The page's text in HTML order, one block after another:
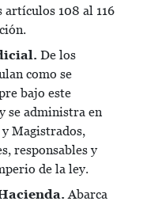
artículos 108 al 116
De los
como se
bajo este
se administra en
Magistrados,
responsables y
de la ley.
Abarca